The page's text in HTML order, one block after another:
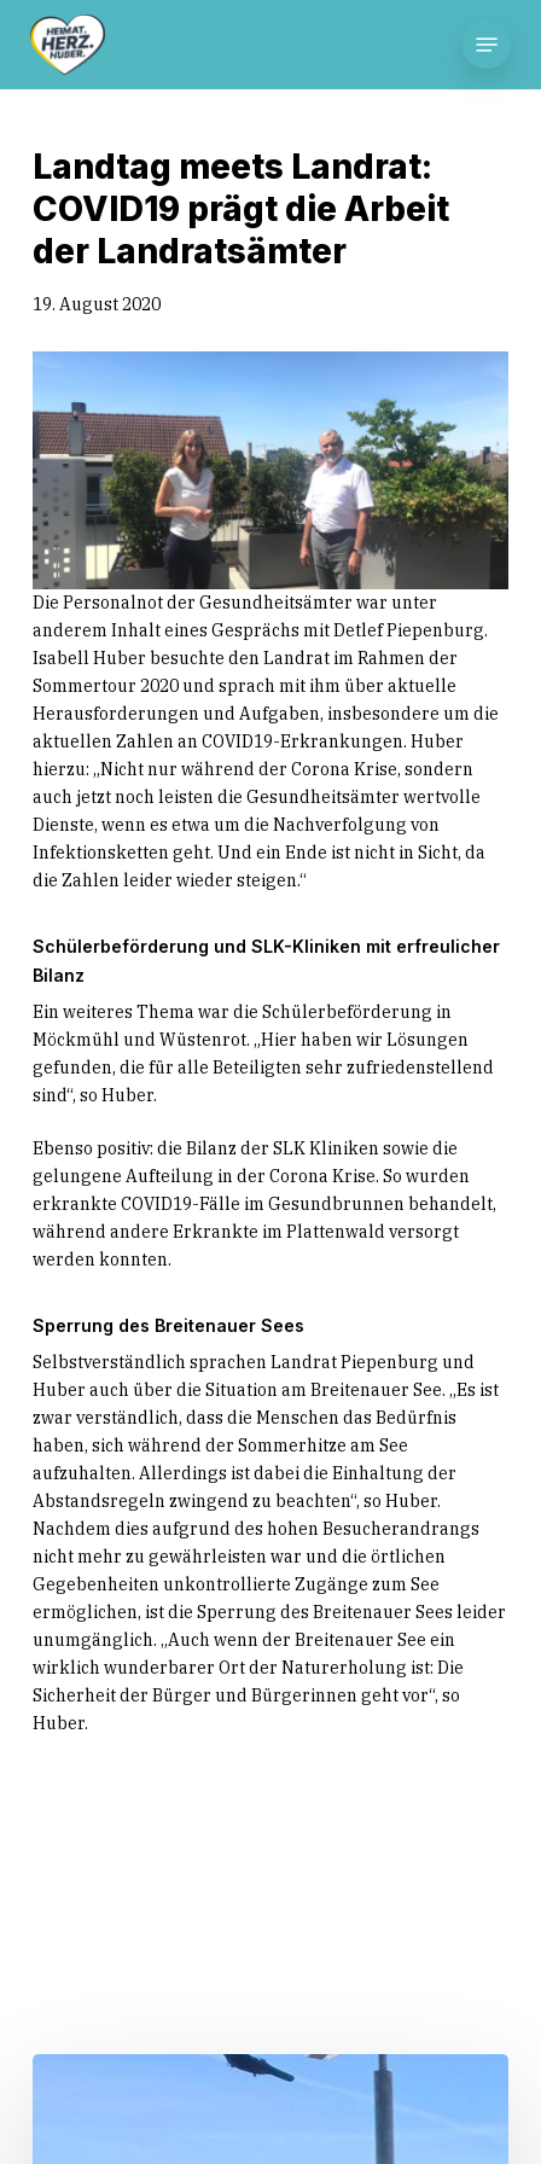
content
Landtag meets Landrat:
COVID19 prägt die Arbeit
der Landratsämter
19. August 2020
Die Personalnot der Gesundheitsämter war unter
anderem Inhalt eines Gesprächs mit Detlef Piepenburg.
Isabell Huber besuchte den Landrat im Rahmen der
Sommertour 2020 und sprach mit ihm über aktuelle
Herausforderungen und Aufgaben, insbesondere um die
aktuellen Zahlen an COVID19-Erkrankungen. Huber
hierzu: „Nicht nur während der Corona Krise, sondern
auch jetzt noch leisten die Gesundheitsämter wertvolle
Dienste, wenn es etwa um die Nachverfolgung von
Infektionsketten geht. Und ein Ende ist nicht in Sicht, da
die Zahlen leider wieder steigen.“
Schülerbeförderung und SLK-Kliniken mit erfreulicher
Bilanz
Ein weiteres Thema war die Schülerbeförderung in
Möckmühl und Wüstenrot. „Hier haben wir Lösungen
gefunden, die für alle Beteiligten sehr zufriedenstellend
sind“, so Huber.
Ebenso positiv: die Bilanz der SLK Kliniken sowie die
gelungene Aufteilung in der Corona Krise. So wurden
erkrankte COVID19-Fälle im Gesundbrunnen behandelt,
während andere Erkrankte im Plattenwald versorgt
werden konnten.
Sperrung des Breitenauer Sees
Selbstverständlich sprachen Landrat Piepenburg und
Huber auch über die Situation am Breitenauer See. „Es ist
zwar verständlich, dass die Menschen das Bedürfnis
haben, sich während der Sommerhitze am See
aufzuhalten. Allerdings ist dabei die Einhaltung der
Abstandsregeln zwingend zu beachten“, so Huber.
Nachdem dies aufgrund des hohen Besucherandrangs
nicht mehr zu gewährleisten war und die örtlichen
Gegebenheiten unkontrollierte Zugänge zum See
ermöglichen, ist die Sperrung des Breitenauer Sees leider
unumgänglich. „Auch wenn der Breitenauer See ein
wirklich wunderbarer Ort der Naturerholung ist: Die
Sicherheit der Bürger und Bürgerinnen geht vor“, so
Huber.
Sommertour